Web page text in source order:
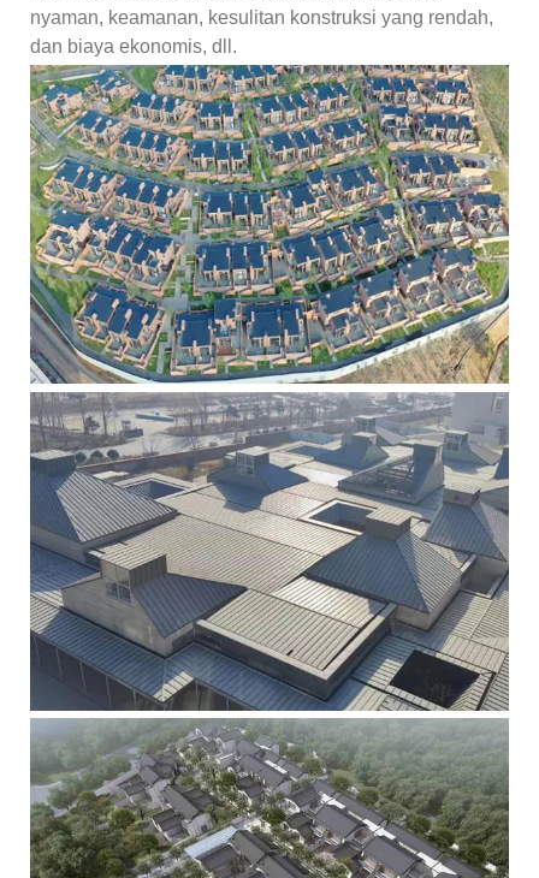
nyaman, keamanan, kesulitan konstruksi yang rendah,
dan biaya ekonomis, dll.